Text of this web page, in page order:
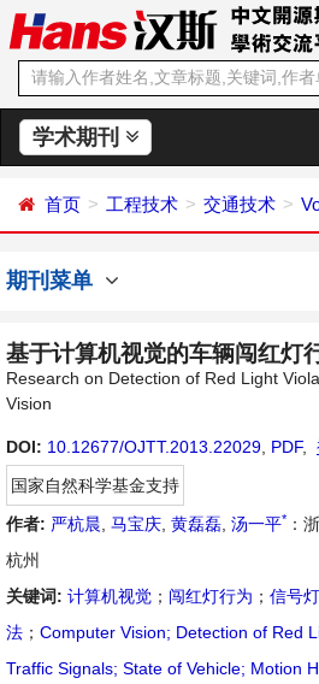
学术期刊
首页 工程技术 交通技术
期刊菜单
基于计算机视觉的车辆闯红灯
Research on Detection of Red Light
Vision
DOI: 10.12677/OJTT.2013.22029 PDF,
国家自然科学基金支持
作者: 严杭晨 马宝庆 黄磊磊 汤一平* ：
杭州
关键词: 计算机视觉 ； 闯红灯行为 ； 信号
法 ； Computer Vision; Detection of Red
Traffic Signals; State of Vehicle; Motion